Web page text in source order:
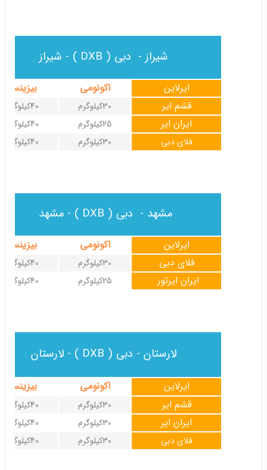
شیراز - دبی ( DXB ) - شیراز
بیزینس اکونومی ایرلاین
40کیلوگرم 30کیلوگرم قشم ایر
40کیلوگرم 25کیلوگرم ایران ایر
40کیلوگرم 30کیلوگرم فلای دبی
مشهد - دبی ( DXB ) - مشهد
بیزینس اکونومی ایرلاین
40کیلوگرم 30کیلوگرم فلای دبی
40کیلوگرم 25کیلوگرم ایران ایرتور
لارستان - دبی ( DXB ) - لارستان
بیزینس اکونومی ایرلاین
40کیلوگرم 30کیلوگرم قشم ایر
40کیلوگرم 30کیلوگرم ایران ایر
40کیلوگرم 30کیلوگرم فلای دبی